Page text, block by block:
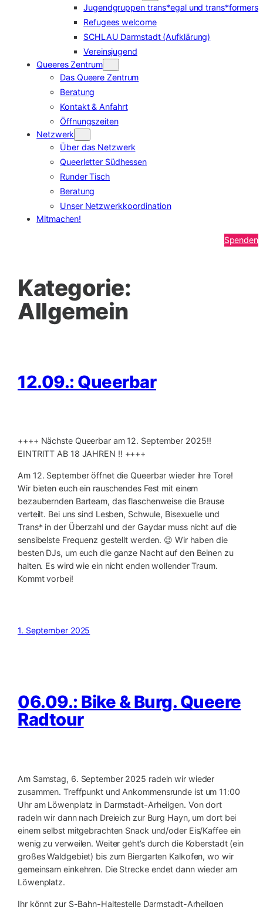
Jugendgruppen trans*egal und trans*formers
Refugees welcome
SCHLAU Darmstadt (Aufklärung)
Vereinsjugend
Queeres Zentrum
Das Queere Zentrum
Beratung
Kontakt & Anfahrt
Öffnungszeiten
Netzwerk
Über das Netzwerk
Queerletter Südhessen
Runder Tisch
Beratung
Unser Netzwerkkoordination
Mitmachen!
Spenden
Kategorie:
Allgemein
12.09.: Queerbar
++++ Nächste Queerbar am 12. September 2025‼️
EINTRITT AB 18 JAHREN ‼️ ++++
Am 12. September öffnet die Queerbar wieder ihre Tore!
Wir bieten euch ein rauschendes Fest mit einem
bezaubernden Barteam, das flaschenweise die Brause
verteilt. Bei uns sind Lesben, Schwule, Bisexuelle und
Trans* in der Überzahl und der Gaydar muss nicht auf die
sensibelste Frequenz gestellt werden. 😉 Wir haben die
besten DJs, um euch die ganze Nacht auf den Beinen zu
halten. Es wird wie ein nicht enden wollender Traum.
Kommt vorbei!
1. September 2025
06.09.: Bike & Burg. Queere
Radtour
Am Samstag, 6. September 2025 radeln wir wieder
zusammen. Treffpunkt und Ankommensrunde ist um 11:00
Uhr am Löwenplatz in Darmstadt-Arheilgen. Von dort
radeln wir dann nach Dreieich zur Burg Hayn, um dort bei
einem selbst mitgebrachten Snack und/oder Eis/Kaffee ein
wenig zu verweilen. Weiter geht’s durch die Koberstadt (ein
großes Waldgebiet) bis zum Biergarten Kalkofen, wo wir
gemeinsam einkehren. Die Strecke endet dann wieder am
Löwenplatz.
Ihr könnt zur S-Bahn-Haltestelle Darmstadt-Arheilgen